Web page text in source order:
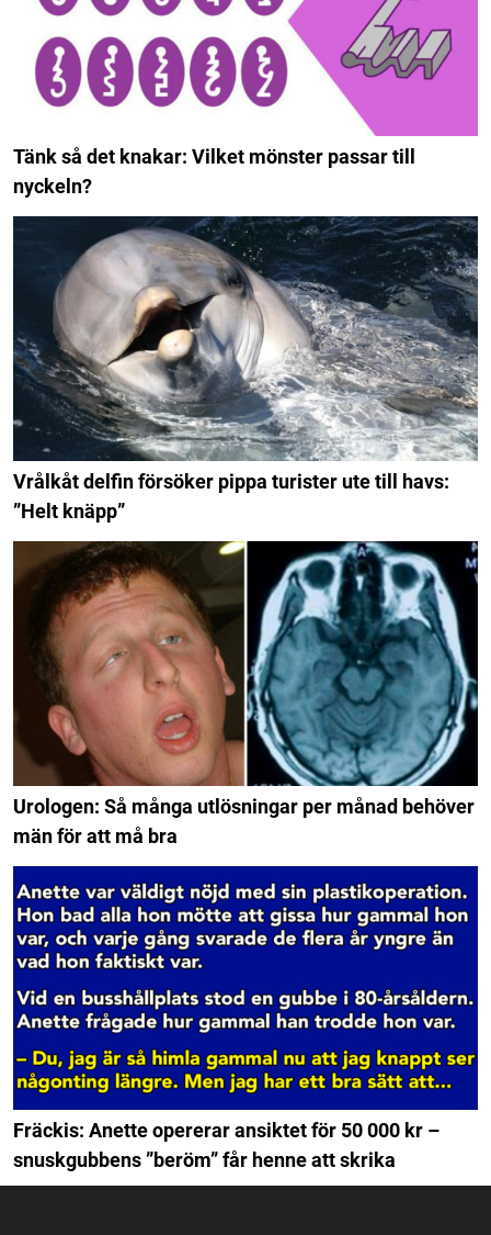
Tänk så det knakar: Vilket mönster passar till
nyckeln?
Vrålkåt delfin försöker pippa turister ute till havs:
”Helt knäpp”
Urologen: Så många utlösningar per månad behöver
män för att må bra
Fräckis: Anette opererar ansiktet för 50 000 kr –
snuskgubbens ”beröm” får henne att skrika